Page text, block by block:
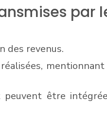
par
des revenus.
peuvent être